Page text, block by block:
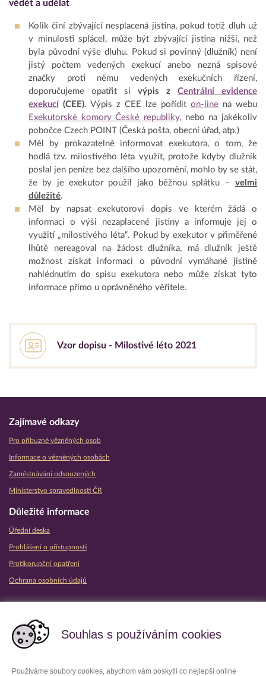
Souhlas s používáním cookies
Používáme soubory cookies, abychom vám poskytli co nejlepší online
vědět a udělat
Kolik činí zbývající nesplacená jistina, pokud totiž dluh už
v minulosti splácel, může být zbývající jistina nižší, než
byla původní výše dluhu. Pokud si povinný (dlužník) není
jistý počtem vedených exekucí anebo nezná spisové
značky proti němu vedených exekučních řízení,
doporučujeme opatřit si výpis z Centrální evidence
exekucí(CEE). Výpis z CEE lze pořídit on-line na webu
Exekutorské komory České republiky, nebo na jakékoliv
pobočce Czech POINT (Česká pošta, obecní úřad, atp.)
Měl by prokazatelně informovat exekutora, o tom, že
hodlá tzv. milostivého léta využít, protože kdyby dlužník
poslal jen peníze bez dalšího upozornění, mohlo by se stát,
že by je exekutor použil jako běžnou splátku – velmi
důležité.
Měl by napsat exekutorovi dopis ve kterém žádá o
informaci o výši nezaplacené jistiny a informuje jej o
využití „milostivého léta“. Pokud by exekutor v přiměřené
lhůtě nereagoval na žádost dlužníka, má dlužník ještě
možnost získat informaci o původní vymáhané jistině
nahlédnutím do spisu exekutora nebo může získat tyto
informace přímo u oprávněného věřitele.
Vzor dopisu - Milostivé léto 2021
Zajímavé odkazy
Pro příbuzné vězněných osob
Informace o vězněných osobách
Zaměstnávání odsouzených
Ministerstvo spravedlnosti ČR
Důležité informace
Úřední deska
Prohlášení o přístupnosti
Protikorupční opatření
Ochrana osobních údajů